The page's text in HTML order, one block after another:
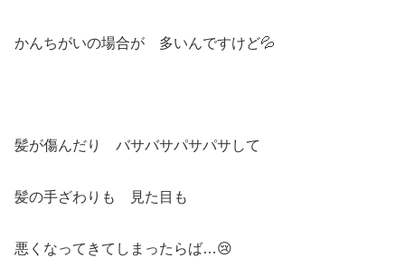
かんちがいの場合が 多いんですけど💦
髪が傷んだり バサバサパサパサして
髪の手ざわりも 見た目も
悪くなってきてしまったらば…😢